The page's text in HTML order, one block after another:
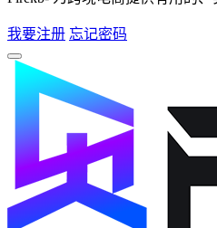
我要注册 忘记密码